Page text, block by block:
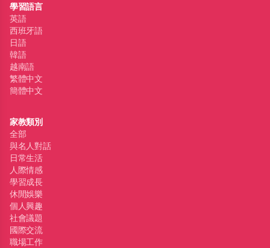
學習語言
英語
西班牙語
日語
韓語
越南語
繁體中文
簡體中文
家教類別
全部
與名人對話
日常生活
人際情感
學習成長
休閒娛樂
個人興趣
社會議題
國際交流
職場工作